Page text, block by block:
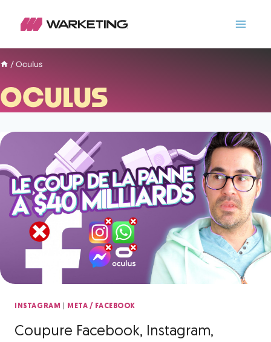
/ Oculus
OCULUS
INSTAGRAM | META / FACEBOOK
Coupure Facebook, Instagram,